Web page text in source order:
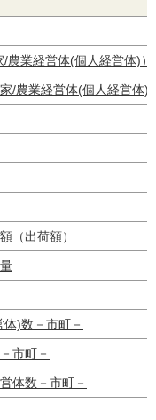
業経営体(個人経営体)）
/農業経営体(個人経営体)
（出荷額）
)数－市町－
市町－
体数－市町－